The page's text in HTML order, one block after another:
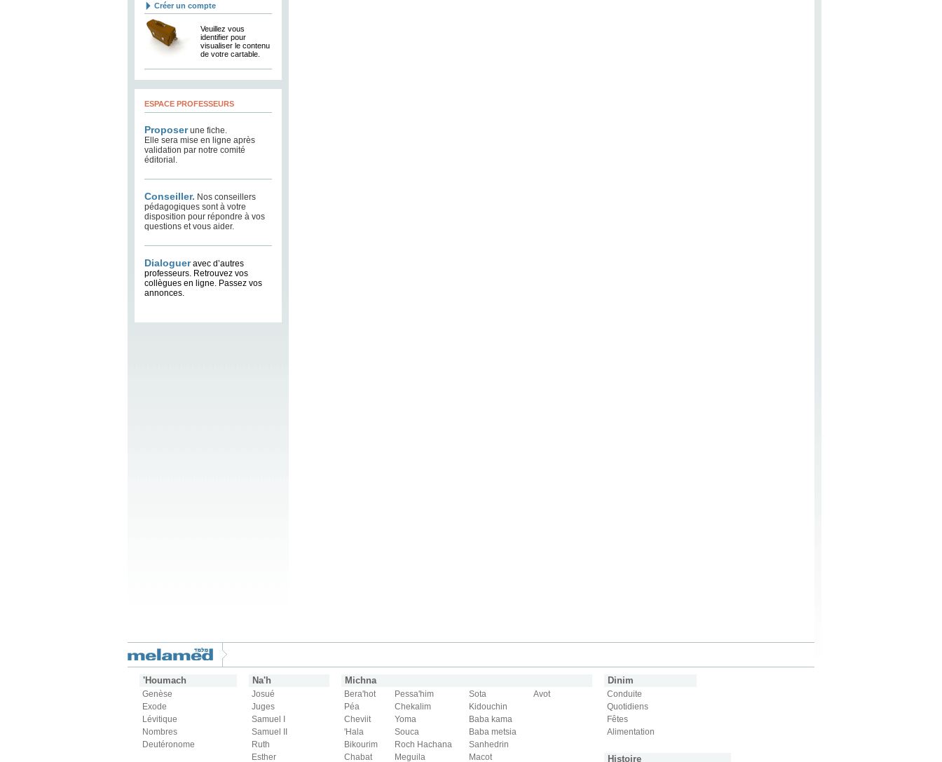
Créer un compte
Veuillez vous
identifier pour
visualiser le contenu
de votre cartable.
ESPACE PROFESSEURS
Proposerune fiche.
Elle sera mise en ligne après
validation par notre comité
éditorial.
Conseiller. Nos conseillers
pédagogiques sont à votre
disposition pour répondre à vos
questions et vous aider.
Dialogueravec d’autres
professeurs. Retrouvez vos
collègues en ligne. Passez vos
annonces.
'Houmach
Genèse
Exode
Lévitique
Nombres
Deutéronome
Na'h
Josué
Juges
Samuel I
Samuel II
Ruth
Esther
Michna
Bera'hot
Péa
Cheviit
'Hala
Bikourim
Chabat
Pessa'him
Chekalim
Yoma
Souca
Roch Hachana
Meguila
Sota
Kidouchin
Baba kama
Baba metsia
Sanhedrin
Macot
Avot
Dinim
Conduite
Quotidiens
Fêtes
Alimentation
Histoire